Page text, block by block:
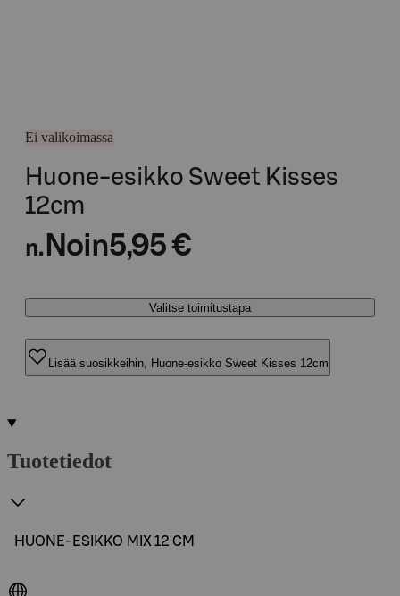
Ei valikoimassa
Huone-esikko Sweet Kisses
12cm
n. Noin5,95 €
Valitse toimitustapa
Lisää suosikkeihin, Huone-esikko Sweet Kisses 12cm
Tuotetiedot
HUONE-ESIKKO MIX 12 CM